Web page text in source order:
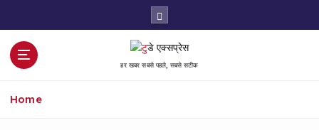
हर खबर सबसे पहले, सबसे सटीक
Home